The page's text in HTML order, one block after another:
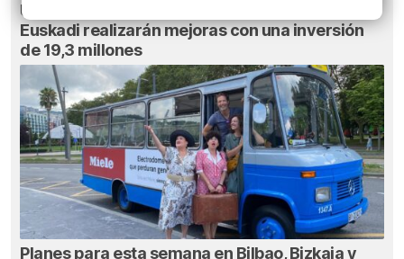
Un total de 124 centros de Infantil y Primaria de
Euskadi realizarán mejoras con una inversión
de 19,3 millones
Planes para esta semana en Bilbao, Bizkaia y